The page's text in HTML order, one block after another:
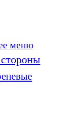
меню